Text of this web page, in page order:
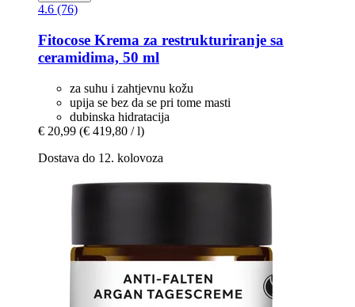
4.6 (76)
Fitocose Krema za restrukturiranje sa
ceramidima, 50 ml
za suhu i zahtjevnu kožu
upija se bez da se pri tome masti
dubinska hidratacija
€ 20,99 (€ 419,80 / l)
Dostava do 12. kolovoza